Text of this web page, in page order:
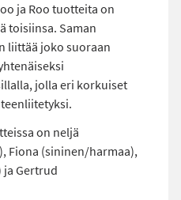
ja Roo tuotteita on
toisiinsa. Saman
liittää joko suoraan
jolla eri korkuiset
on neljä
Fiona (sininen/harmaa),
Gertrud